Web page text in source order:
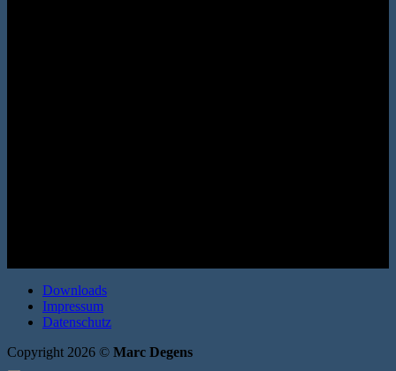
Downloads
Impressum
Datenschutz
Copyright 2026 © Marc Degens